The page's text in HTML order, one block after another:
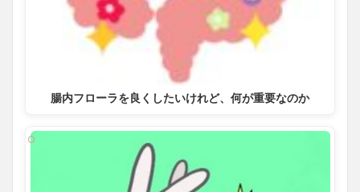
腸内フローラを良くしたいけれど、何が重要なのか